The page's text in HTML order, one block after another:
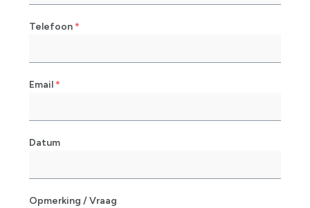
Telefoon *
Email *
Datum
Opmerking / Vraag